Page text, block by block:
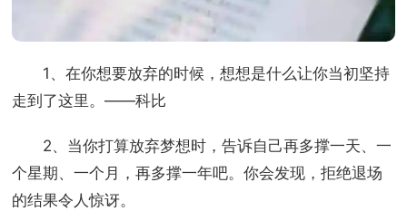
1、在你想要放弃的时候，想想是什么让你当初坚持
走到了这里。——科比
2、当你打算放弃梦想时，告诉自己再多撑一天、一
个星期、一个月，再多撑一年吧。你会发现，拒绝退场
的结果令人惊讶。